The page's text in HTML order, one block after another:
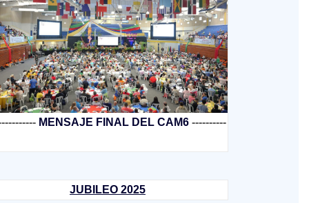
MENSAJE FINAL DEL CAM6 ----------
JUBILEO 2025